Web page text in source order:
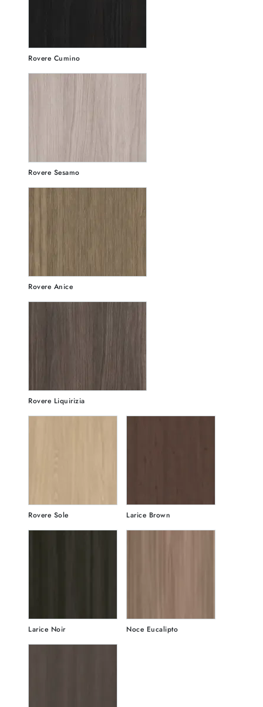
Rovere Cumino
Rovere Sesamo
Rovere Anice
Rovere Liquirizia
Rovere Sole Larice Brown
Larice Noir Noce Eucalipto